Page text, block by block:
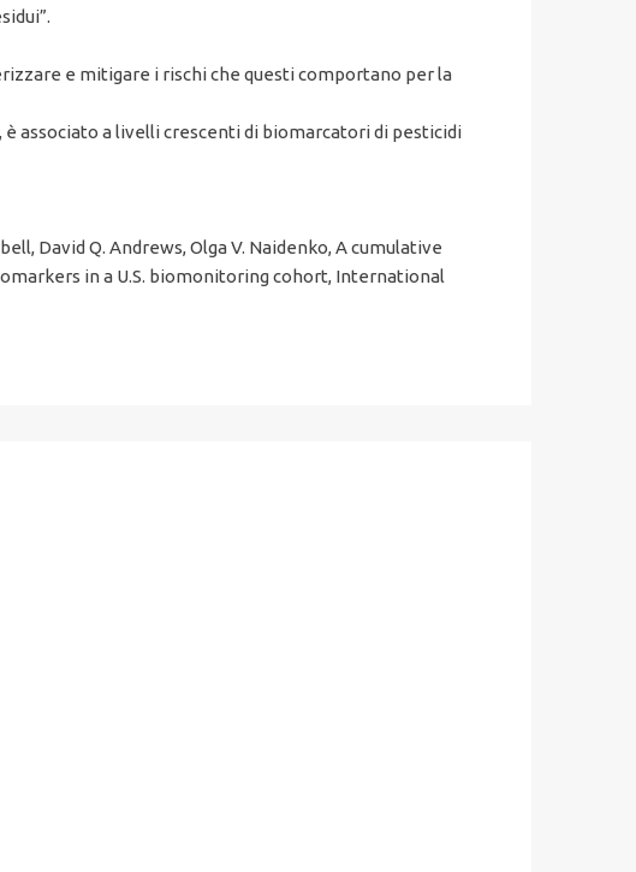
e mitigare i rischi che questi comportano per la
associato a livelli crescenti di biomarcatori di pesticidi
David Q. Andrews, Olga V. Naidenko, A cumulative
in a U.S. biomonitoring cohort, International